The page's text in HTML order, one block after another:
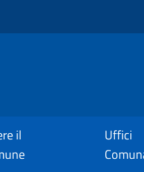
il
Uffici